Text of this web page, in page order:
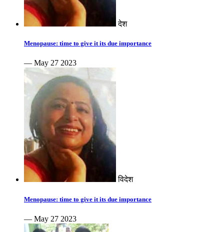
देश
Menopause: time to give it its due importance
— May 27 2023
विदेश
Menopause: time to give it its due importance
— May 27 2023